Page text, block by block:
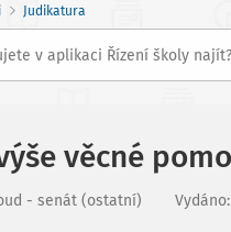
Judikatura
věcné
- senát (ostatní) Vydáno: